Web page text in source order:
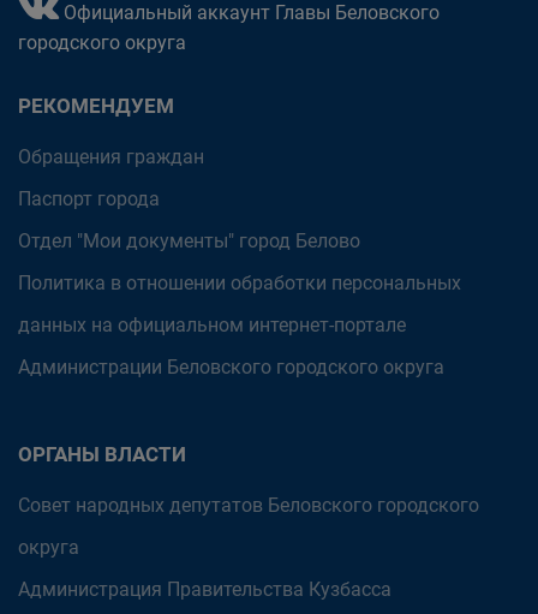
Официальный аккаунт Главы Беловского
городского округа
РЕКОМЕНДУЕМ
Обращения граждан
Паспорт города
Отдел "Мои документы" город Белово
Политика в отношении обработки персональных
данных на официальном интернет-портале
Администрации Беловского городского округа
ОРГАНЫ ВЛАСТИ
Совет народных депутатов Беловского городского
округа
Администрация Правительства Кузбасса